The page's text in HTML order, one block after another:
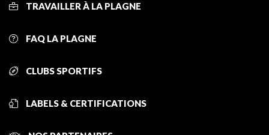
TRAVAILLER À LA PLAGNE
FAQ LA PLAGNE
CLUBS SPORTIFS
LABELS & CERTIFICATIONS